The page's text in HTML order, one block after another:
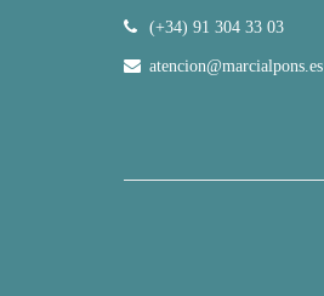
(+34) 91 304 33 03
atencion@marcialpons.es